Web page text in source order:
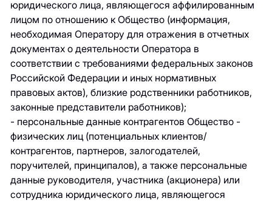
юридического лица, являющегося аффилированным
лицом по отношению к Общество (информация,
необходимая Оператору для отражения в отчетных
документах о деятельности Оператора в
соответствии с требованиями федеральных законов
Российской Федерации и иных нормативных
правовых актов), близкие родственники работников,
законные представители работников);
- персональные данные контрагентов Общество -
физических лиц (потенциальных клиентов/
контрагентов, партнеров, залогодателей,
поручителей, принципалов), а также персональные
данные руководителя, участника (акционера) или
сотрудника юридического лица, являющегося